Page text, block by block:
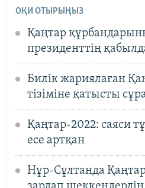
ОҚИ ОТЫРЫҢЫЗ
Қаңтар
президенттің
Билік жариялаған
тізіміне қатысты
Қаңтар-2022: саяси
есе артқан
Нұр-Сұлтанда